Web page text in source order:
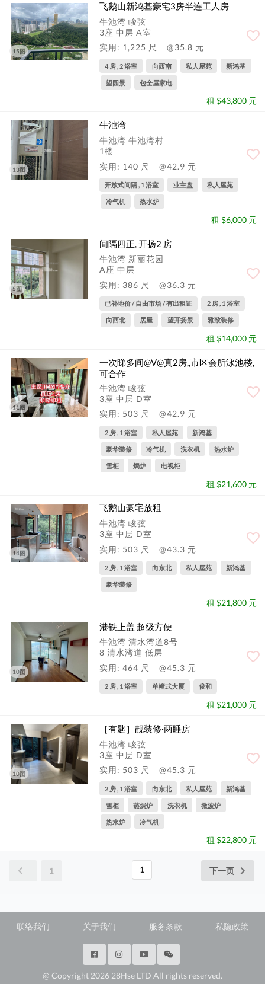
15图
飞鹅山新鸿基豪宅3房半连工人房
牛池湾 峻弦
3座 中层 A室
实用: 1,225 尺
@35.8 元
4 房 , 2 浴室 向西南 私人屋苑 新鸿基
望园景 包全屋家电
租 $43,800 元
13图
牛池湾
牛池湾 牛池湾村
1楼
实用: 140 尺
@42.9 元
开放式间隔 , 1 浴室 业主盘 私人屋苑
冷气机 热水炉
租 $6,000 元
5图
间隔四正, 开扬2 房
牛池湾 新丽花园
A座 中层
实用: 386 尺
@36.3 元
已补地价 / 自由市场 / 有出租证 2 房 , 1 浴室
向西北 居屋 望开扬景 雅致装修
租 $14,000 元
11图
一次睇多间@V@真2房,,市区会所泳池楼,
可合作
牛池湾 峻弦
3座 中层 D室
实用: 503 尺
@42.9 元
2 房 , 1 浴室 私人屋苑 新鸿基
豪华装修 冷气机 洗衣机 热水炉
雪柜 焗炉 电视柜
租 $21,600 元
14图
飞鹅山豪宅放租
牛池湾 峻弦
3座 中层 D室
实用: 503 尺
@43.3 元
2 房 , 1 浴室 向东北 私人屋苑 新鸿基
豪华装修
租 $21,800 元
10图
港铁上盖 超级方便
牛池湾 清水湾道8号
8 清水湾道 低层
实用: 464 尺
@45.3 元
2 房 , 1 浴室 单幢式大厦 俊和
租 $21,000 元
10图
［有匙］靓装修·两睡房
牛池湾 峻弦
3座 中层 D室
实用: 503 尺
@45.3 元
2 房 , 1 浴室 向东北 私人屋苑 新鸿基
雪柜 蒸焗炉 洗衣机 微波炉
热水炉 冷气机
租 $22,800 元
1 1 下一页
联络我们 关于我们 服务条款 私隐政策
@ Copyright 2026 28Hse LTD All rights reserved.